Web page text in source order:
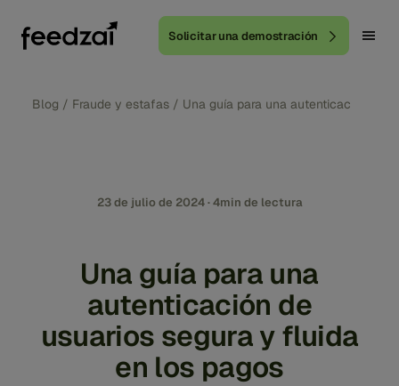
Solicitar una demostración
Blog / Fraude y estafas / Una guía para una autenticación de
23 de julio de 2024 · 4min de lectura
Una guía para una
autenticación de
usuarios segura y fluida
en los pagos